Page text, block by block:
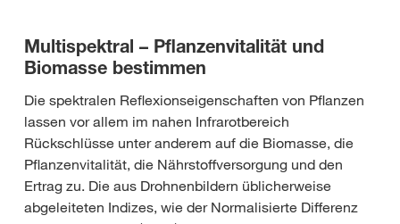
Multispektral – Pflanzenvitalität und
Biomasse bestimmen
Die spektralen Reflexionseigenschaften von Pflanzen
lassen vor allem im nahen Infrarotbereich
Rückschlüsse unter anderem auf die Biomasse, die
Pflanzenvitalität, die Nährstoffversorgung und den
Ertrag zu. Die aus Drohnenbildern üblicherweise
abgeleiteten Indizes, wie der Normalisierte Differenz